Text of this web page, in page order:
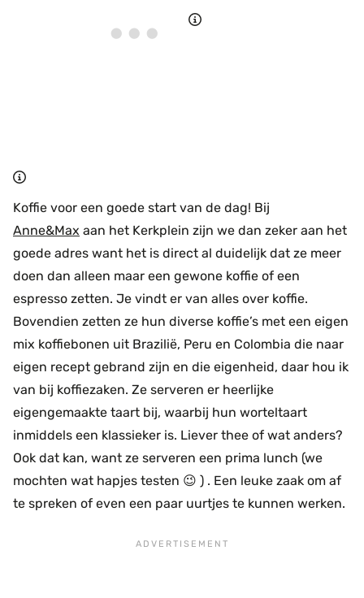
Koffie voor een goede start van de dag! Bij
Anne&Max aan het Kerkplein zijn we dan zeker aan het
goede adres want het is direct al duidelijk dat ze meer
doen dan alleen maar een gewone koffie of een
espresso zetten. Je vindt er van alles over koffie.
Bovendien zetten ze hun diverse koffie’s met een eigen
mix koffiebonen uit Brazilië, Peru en Colombia die naar
eigen recept gebrand zijn en die eigenheid, daar hou ik
van bij koffiezaken. Ze serveren er heerlijke
eigengemaakte taart bij, waarbij hun worteltaart
inmiddels een klassieker is. Liever thee of wat anders?
Ook dat kan, want ze serveren een prima lunch (we
mochten wat hapjes testen 😉 ) . Een leuke zaak om af
te spreken of even een paar uurtjes te kunnen werken.